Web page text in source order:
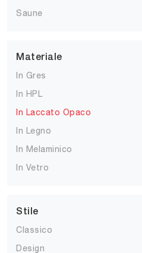
Saune
Materiale
In Gres
In HPL
In Laccato Opaco
In Legno
In Melaminico
In Vetro
Stile
Classico
Design